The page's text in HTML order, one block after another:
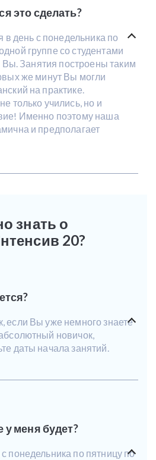
это сделать?
в день с понедельника по
группе со студентами
Вы. Занятия построены таким
же минут Вы могли
на практике.
только учились, но и
Именно поэтому наша
и предполагает
знать о
20?
если Вы уже немного знаете
новичок,
даты начала занятий.
у меня будет?
понедельника по пятницу по